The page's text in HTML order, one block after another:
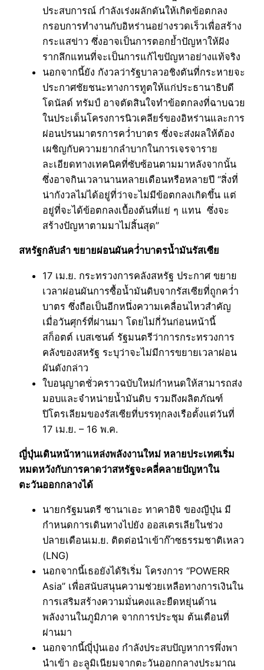
ประสบการณ์ กำลังเร่งผลักดันให้เกิดข้อตกลง
กรอบการทำงานกับอิหร่านอย่างรวดเร็วเพื่อสร้าง
กระแสข่าว ซึ่งอาจเป็นการตอกย้ำปัญหาให้ฝัง
รากลึกแทนที่จะเป็นการแก้ไขปัญหาอย่างแท้จริง
นอกจากนี้ยัง กังวลว่ารัฐบาลวอชิงตันที่กระหายจะ
ประกาศชัยชนะทางการทูตให้แก่ประธานาธิบดี
โดนัลด์ ทรัมป์ อาจตัดสินใจทำข้อตกลงที่ฉาบฉวย
ในประเด็นโครงการนิวเคลียร์ของอิหร่านและการ
ผ่อนปรนมาตรการคว่ำบาตร ซึ่งจะส่งผลให้ต้อง
เผชิญกับความยากลำบากในการเจรจาราย
ละเอียดทางเทคนิคที่ซับซ้อนตามมาหลังจากนั้น
ซึ่งอาจกินเวลานานหลายเดือนหรือหลายปี “สิ่งที่
น่ากังวลไม่ได้อยู่ที่ว่าจะไม่มีข้อตกลงเกิดขึ้น แต่
อยู่ที่จะได้ข้อตกลงเบื้องต้นที่แย่ ๆ แทน ซึ่งจะ
สร้างปัญหาตามมาไม่สิ้นสุด”
สหรัฐกลับลำ ขยายผ่อนผันคว่ำบาตรน้ำมันรัสเซีย
17 เม.ย. กระทรวงการคลังสหรัฐ ประกาศ ขยาย
เวลาผ่อนผันการซื้อน้ำมันดิบจากรัสเซียที่ถูกคว่ำ
บาตร ซึ่งถือเป็นอีกหนึ่งความเคลื่อนไหวสำคัญ
เมื่อวันศุกร์ที่ผ่านมา โดยไม่กี่วันก่อนหน้านี้
สก็อตต์ เบสเซนต์ รัฐมนตรีว่าการกระทรวงการ
คลังของสหรัฐ ระบุว่าจะไม่มีการขยายเวลาผ่อน
ผันดังกล่าว
ใบอนุญาตชั่วคราวฉบับใหม่กำหนดให้สามารถส่ง
มอบและจำหน่ายน้ำมันดิบ รวมถึงผลิตภัณฑ์
ปิโตรเลียมของรัสเซียที่บรรทุกลงเรือตั้งแต่วันที่
17 เม.ย. – 16 พ.ค.
ญี่ปุ่นเดินหน้าหาแหล่งพลังงานใหม่ หลายประเทศเริ่ม
หมดหวังกับการคาดว่าสหรัฐจะคลี่คลายปัญหาใน
ตะวันออกกลางได้
นายกรัฐมนตรี ซานาเอะ ทาคาอิจิ ของญีปุ่น มี
กำหนดการเดินทางไปยัง ออสเตรเลียในช่วง
ปลายเดือนเม.ย. ติดต่อนำเข้าก๊าซธรรมชาติเหลว
(LNG)
นอกจากนี้เธอยังได้ริเริ่ม โครงการ “POWERR
Asia” เพื่อสนับสนุนความช่วยเหลือทางการเงินใน
การเสริมสร้างความมั่นคงและยืดหยุ่นด้าน
พลังงานในภูมิภาค จากการประชุม ต้นเดือนที่
ผ่านมา
นอกจากนี้ญุี่ปุ่นเอง กำลังประสบปัญหาการพึ่งพา
นำเข้า อะลูมิเนียมจากตะวันออกกลางประมาณ